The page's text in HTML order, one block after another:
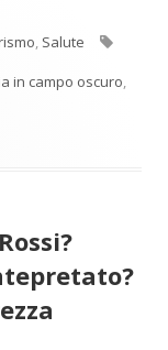
, Salute
in campo oscuro,